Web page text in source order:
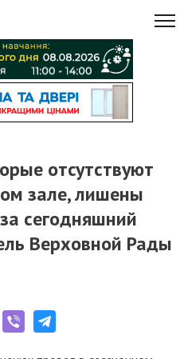
отсутствуют
зале, лишены
сегодняшний
Верховной Рады